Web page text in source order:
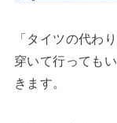
「タイツの代わ
穿いて行っても
きます。